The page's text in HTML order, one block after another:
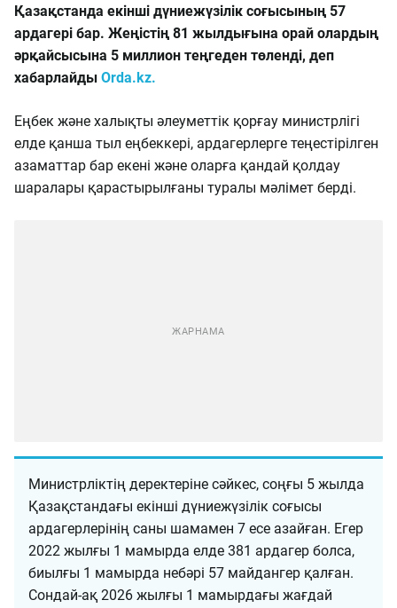
Қазақстанда екінші дүниежүзілік соғысының 57
ардагері бар. Жеңістің 81 жылдығына орай олардың
әрқайсысына 5 миллион теңгеден төленді, деп
хабарлайды Orda.kz.
Еңбек және халықты әлеуметтік қорғау министрлігі
елде қанша тыл еңбеккері, ардагерлерге теңестірілген
азаматтар бар екені және оларға қандай қолдау
шаралары қарастырылғаны туралы мәлімет берді.
Министрліктің деректеріне сәйкес, соңғы 5 жылда
Қазақстандағы екінші дүниежүзілік соғысы
ардагерлерінің саны шамамен 7 есе азайған. Егер
2022 жылғы 1 мамырда елде 381 ардагер болса,
биылғы 1 мамырда небәрі 57 майдангер қалған.
Сондай-ақ 2026 жылғы 1 мамырдағы жағдай